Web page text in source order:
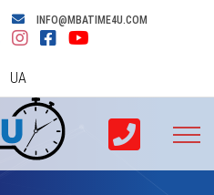
INFO@MBATIME4U.COM
UA